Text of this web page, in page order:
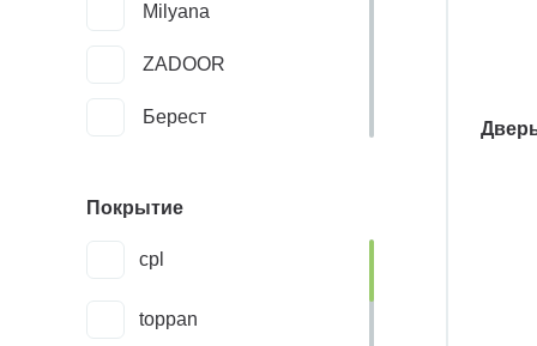
Milyana
ZADOOR
Берест
Офрам
ПМЦ
Покрытие
cpl
toppan